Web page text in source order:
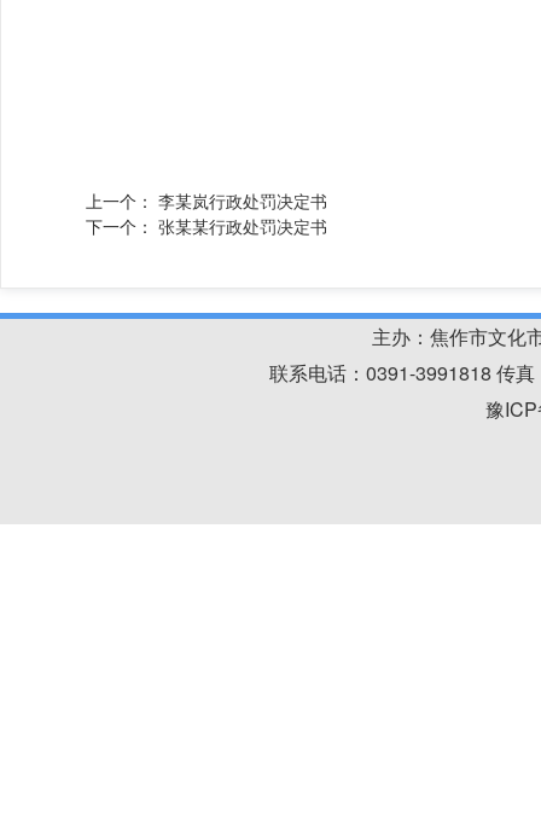
上一个： 李某岚行政处罚决定书
下一个： 张某某行政处罚决定书
主办：焦作市文化
联系电话：0391-3991818 传
豫